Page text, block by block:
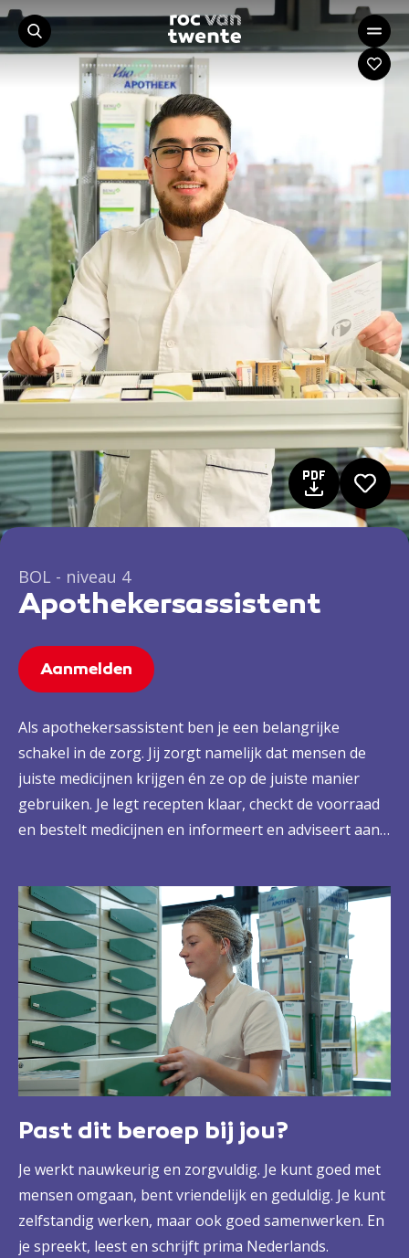
BOL - niveau 4
Apothekersassistent
Aanmelden
Als apothekersassistent ben je een belangrijke
schakel in de zorg. Jij zorgt namelijk dat mensen de
juiste medicijnen krijgen én ze op de juiste manier
gebruiken. Je legt recepten klaar, checkt de voorraad
en bestelt medicijnen en informeert en adviseert aan
en met de bezorgers van de geneesmiddelen. Zo
zorgen jullie er samen voor dat iedere patiënt de
juiste zorg krijgt.
Past dit beroep bij jou?
Je werkt nauwkeurig en zorgvuldig. Je kunt goed met
mensen omgaan, bent vriendelijk en geduldig. Je kunt
zelfstandig werken, maar ook goed samenwerken. En
je spreekt, leest en schrijft prima Nederlands.